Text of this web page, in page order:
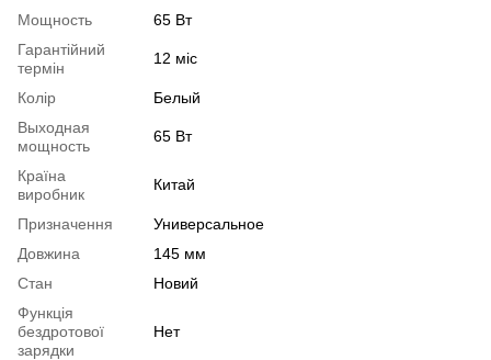
Мощность
65 Вт
Гарантійний
термін
12 міс
Колір
Белый
Выходная
мощность
65 Вт
Країна
виробник
Китай
Призначення
Универсальное
Довжина
145 мм
Стан
Новий
Функція
бездротової
зарядки
Нет